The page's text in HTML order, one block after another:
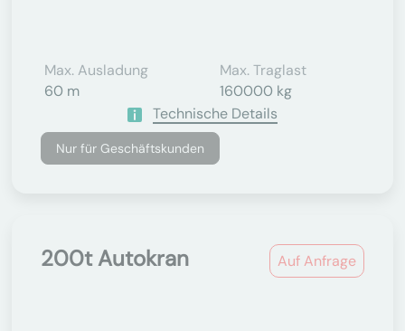
Max. Ausladung
60 m
Max. Traglast
160000 kg
Technische Details
Nur für Geschäftskunden
Auf Anfrage
200t Autokran